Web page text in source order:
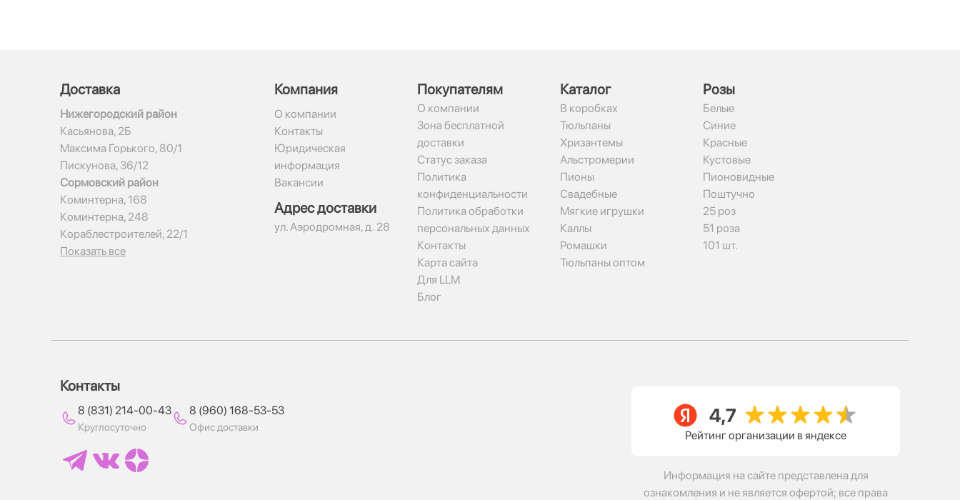
Доставка
Нижегородский район
Касьянова, 2Б
Максима Горького, 80/1
Пискунова, 36/12
Сормовский район
Коминтерна, 168
Коминтерна, 248
Кораблестроителей, 22/1
Показать все
Компания
О компании
Контакты
Юридическая
информация
Вакансии
Адрес доставки
ул. Аэродромная, д. 28
Покупателям
О компании
Зона бесплатной
доставки
Статус заказа
Политика
конфиденциальности
Политика обработки
персональных данных
Контакты
Карта сайта
Для LLM
Блог
Каталог
В коробках
Тюльпаны
Хризантемы
Альстромерии
Пионы
Свадебные
Мягкие игрушки
Каллы
Ромашки
Тюльпаны оптом
Рoзы
Белые
Синие
Красные
Кустовые
Пионовидные
Поштучно
25 роз
51 роза
101 шт.
Контакты
8 (831) 214-00-43
Круглосуточно
8 (960) 168-53-53
Офис доставки
Рейтинг организации в яндексе
Информация на сайте представлена для
ознакомления и не является офертой; все права